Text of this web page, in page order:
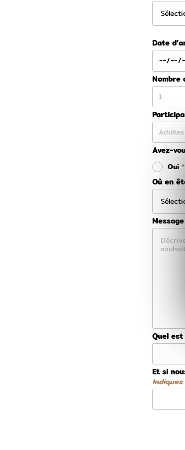
Date
Nombre
Avez-
Oui
Où en
Quel
Et si